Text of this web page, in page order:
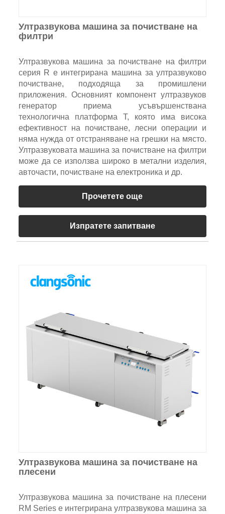
Ултразвукова машина за почистване на
филтри
Ултразвукова машина за почистване на филтри
серия R е интегрирана машина за ултразвуково
почистване, подходяща за промишлени
приложения. Основният компонент ултразвуков
генератор приема усъвършенствана
технологична платформа T, която има висока
ефективност на почистване, лесни операции и
няма нужда от отстраняване на грешки на място.
Ултразвуковата машина за почистване на филтри
може да се използва широко в метални изделия,
авточасти, почистване на електроника и др.
Прочетете още
Изпратете запитване
Ултразвукова машина за почистване на
плесени
Ултразвукова машина за почистване на плесени
RM Series е интегрирана ултразвукова машина за